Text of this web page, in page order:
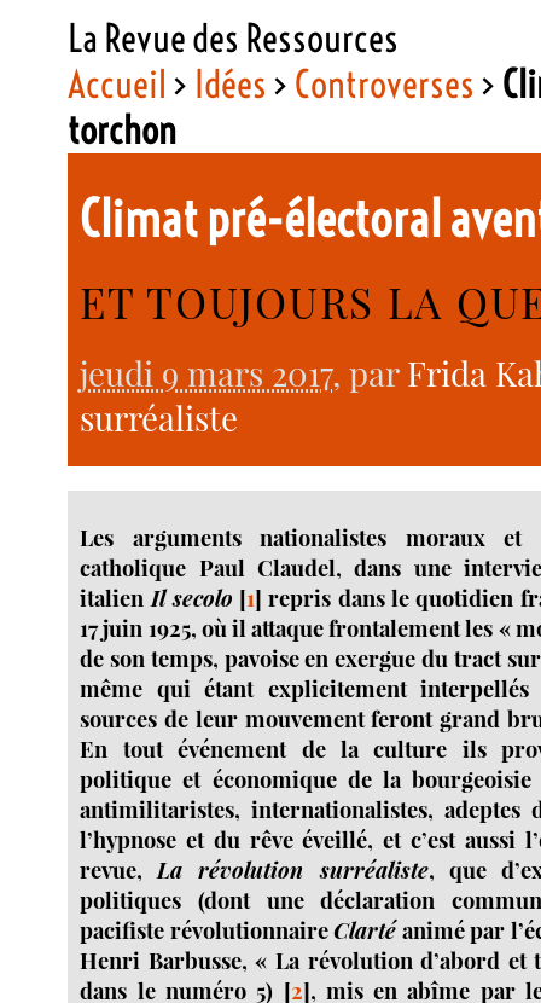
La Revue des Ressources
Accueil > Idées > Controverses >
torchon
Climat pré-électoral
ET TOUJOURS LA
jeudi 9 mars 2017, parFrida
surréaliste
Les arguments nationalistes moraux et
catholique Paul Claudel, dans une
italien Il secolo [1] repris dans le quotidien
17 juin 1925, où il attaque frontalement les «
de son temps, pavoise en exergue du tract
même qui étant explicitement
sources de leur mouvement feront grand
En tout événement de la culture ils
politique et économique de la
antimilitaristes, internationalistes, adeptes
l’hypnose et du rêve éveillé, et c’est aussi
revue, La révolution surréaliste, que
politiques (dont une déclaration
pacifiste révolutionnaireClartéanimé par
Henri Barbusse, « La révolution d’abord et
dans le numéro 5) [2], mis en abîme par